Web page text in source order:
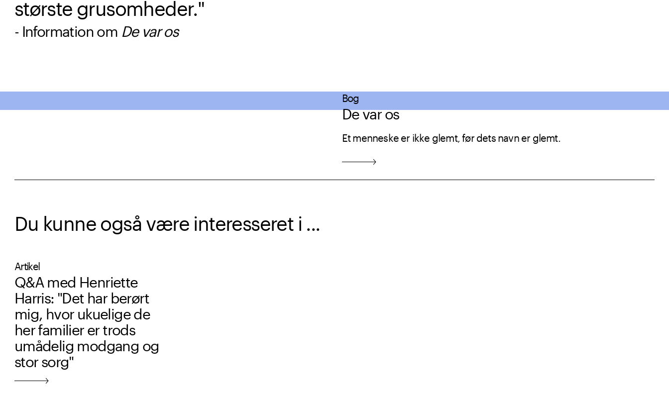
- Information om De var os
Bog
De var os
Et menneske er ikke glemt, før dets navn er glemt.
Du kunne også være interesseret i ...
Artikel
Q&A med Henriette
Harris: "Det har berørt
mig, hvor ukuelige de
her familier er trods
umådelig modgang og
stor sorg"